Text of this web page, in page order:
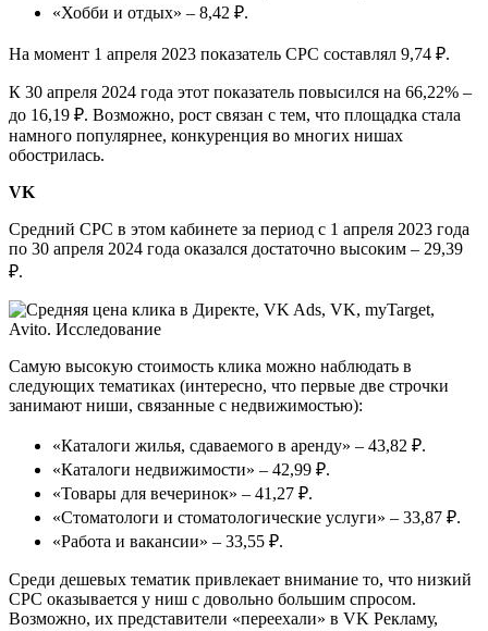
«Хобби и отдых» – 8,42 ₽.
На момент 1 апреля 2023 показатель CPC составлял 9,74 ₽.
К 30 апреля 2024 года этот показатель повысился на 66,22% –
до 16,19 ₽. Возможно, рост связан с тем, что площадка стала
намного популярнее, конкуренция во многих нишах
обострилась.
VK
Средний CPC в этом кабинете за период с 1 апреля 2023 года
по 30 апреля 2024 года оказался достаточно высоким – 29,39
₽.
Самую высокую стоимость клика можно наблюдать в
следующих тематиках (интересно, что первые две строчки
занимают ниши, связанные с недвижимостью):
«Каталоги жилья, сдаваемого в аренду» – 43,82 ₽.
«Каталоги недвижимости» – 42,99 ₽.
«Товары для вечеринок» – 41,27 ₽.
«Стоматологи и стоматологические услуги» – 33,87 ₽.
«Работа и вакансии» – 33,55 ₽.
Среди дешевых тематик привлекает внимание то, что низкий
CPC оказывается у ниш с довольно большим спросом.
Возможно, их представители «переехали» в VK Рекламу,